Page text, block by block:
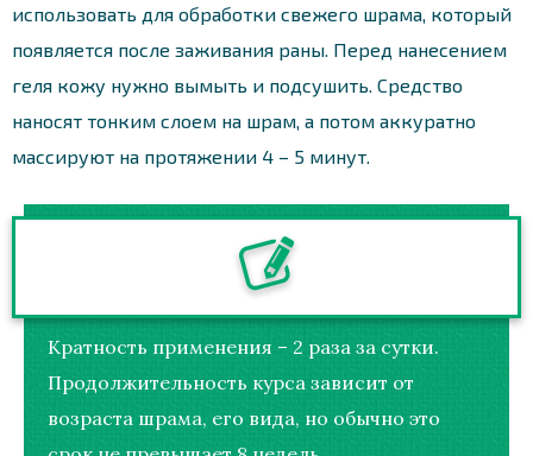
использовать для обработки свежего шрама, который
появляется после заживания раны. Перед нанесением
геля кожу нужно вымыть и подсушить. Средство
наносят тонким слоем на шрам, а потом аккуратно
массируют на протяжении 4 – 5 минут.
Кратность применения – 2 раза за сутки.
Продолжительность курса зависит от
возраста шрама, его вида, но обычно это